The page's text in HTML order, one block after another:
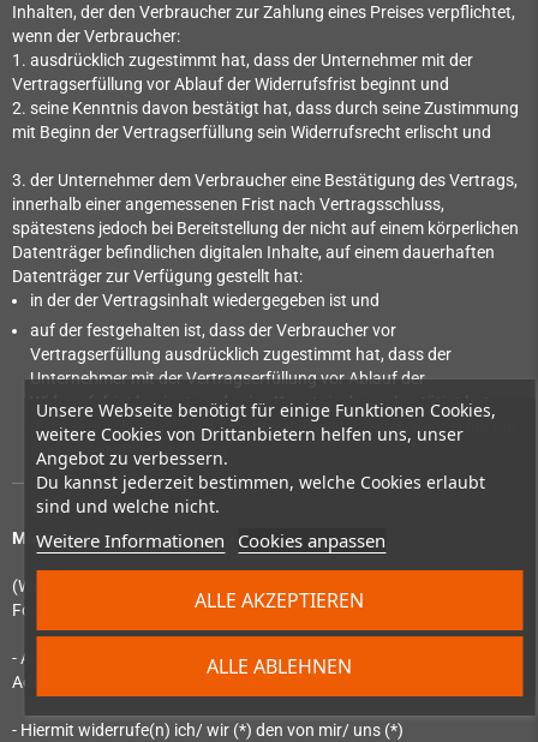
Unsere Webseite benötigt für einige Funktionen Cookies,
weitere Cookies von Drittanbietern helfen uns, unser
Angebot zu verbessern.
Du kannst jederzeit bestimmen, welche Cookies erlaubt
sind und welche nicht.
Weitere Informationen Cookies anpassen
ALLE ABLEHNEN
ALLE AKZEPTIEREN
Inhalten, der den Verbraucher zur Zahlung eines Preises verpflichtet,
wenn der Verbraucher:
1. ausdrücklich zugestimmt hat, dass der Unternehmer mit der
Vertragserfüllung vor Ablauf der Widerrufsfrist beginnt und
2. seine Kenntnis davon bestätigt hat, dass durch seine Zustimmung
mit Beginn der Vertragserfüllung sein Widerrufsrecht erlischt und
3. der Unternehmer dem Verbraucher eine Bestätigung des Vertrags,
innerhalb einer angemessenen Frist nach Vertragsschluss,
spätestens jedoch bei Bereitstellung der nicht auf einem körperlichen
Datenträger befindlichen digitalen Inhalte, auf einem dauerhaften
Datenträger zur Verfügung gestellt hat:
in der der Vertragsinhalt wiedergegeben ist und
auf der festgehalten ist, dass der Verbraucher vor
Vertragserfüllung ausdrücklich zugestimmt hat, dass der
Unternehmer mit der Vertragserfüllung vor Ablauf der
Widerrufsfrist beginnt, und seine Kenntnis davon bestätigt hat,
dass er durch seine Zustimmung mit Beginn der Vertragserfüllung
sein Widerrufsrecht verliert.
Muster-Widerrufsformular
(Wenn Sie den Vertrag widerrufen wollen, dann füllen Sie bitte dieses
Formular aus und senden Sie es zurück.)
- An OpenPandora GmbH, Asternweg 5, 85080 Gaimersheim, E-Mail-
Adresse: shop@dragonbox.de:
- Hiermit widerrufe(n) ich/ wir (*) den von mir/ uns (*)